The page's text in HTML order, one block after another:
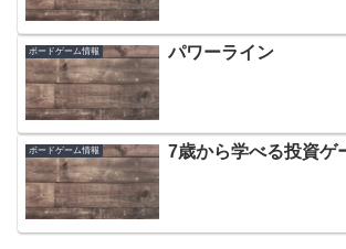
ボードゲーム情報 パワーライン
ボードゲーム情報 7歳から学べる投資ゲ